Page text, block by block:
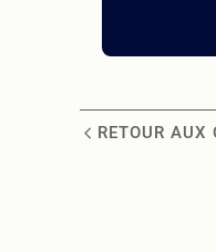
RETOUR AUX